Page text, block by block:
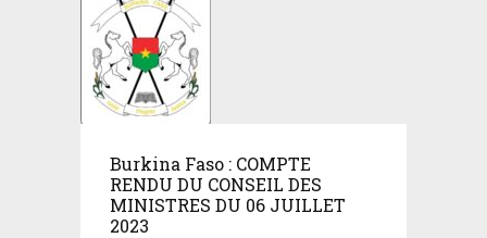
Burkina Faso : COMPTE
RENDU DU CONSEIL DES
MINISTRES DU 06 JUILLET
2023